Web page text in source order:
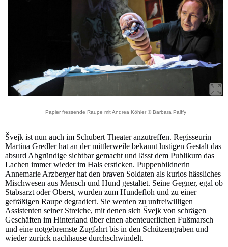
Papier fressende Raupe mit Andrea Köhler © Barbara Palffy
Švejk ist nun auch im Schubert Theater anzutreffen. Regisseurin
Martina Gredler hat an der mittlerweile bekannt lustigen Gestalt das
absurd Abgründige sichtbar gemacht und lässt dem Publikum das
Lachen immer wieder im Hals ersticken. Puppenbildnerin
Annemarie Arzberger hat den braven Soldaten als kurios hässliches
Mischwesen aus Mensch und Hund gestaltet. Seine Gegner, egal ob
Stabsarzt oder Oberst, wurden zum Hundefloh und zu einer
gefräßigen Raupe degradiert. Sie werden zu unfreiwilligen
Assistenten seiner Streiche, mit denen sich Švejk von schrägen
Geschäften im Hinterland über einen abenteuerlichen Fußmarsch
und eine notgebremste Zugfahrt bis in den Schützengraben und
wieder zurück nachhause durchschwindelt.